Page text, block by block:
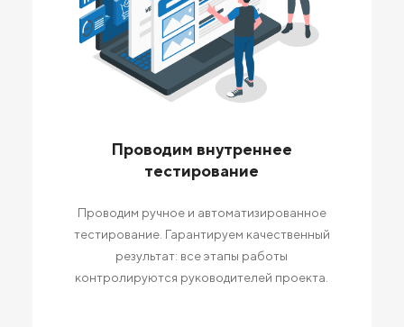
Проводим внутреннее
тестирование
Проводим ручное и автоматизированное
тестирование. Гарантируем качественный
результат: все этапы работы
контролируются руководителей проекта.